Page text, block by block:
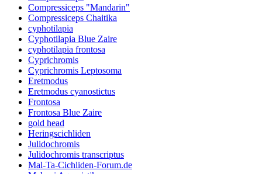
Compressiceps "Mandarin"
Compressiceps Chaitika
cyphotilapia
Cyphotilapia Blue Zaire
cyphotilapia frontosa
Cyprichromis
Cyprichromis Leptosoma
Eretmodus
Eretmodus cyanostictus
Frontosa
Frontosa Blue Zaire
gold head
Heringscichliden
Julidochromis
Julidochromis transcriptus
Mal-Ta-Cichliden-Forum.de